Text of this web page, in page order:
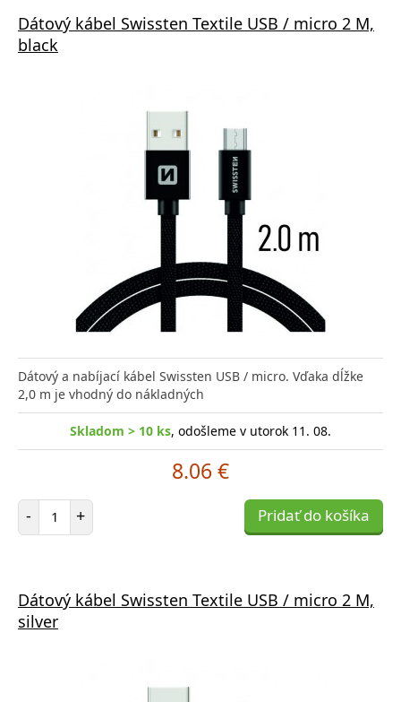
Dátový kábel Swissten Textile USB / micro 2 M,
black
Dátový a nabíjací kábel Swissten USB / micro. Vďaka dĺžke
2,0 m je vhodný do nákladných
Skladom > 10 ks, odošleme v utorok 11. 08.
8.06 €
- Počet položiek
+ Pridať do košíka
Dátový kábel Swissten Textile USB / micro 2 M,
silver